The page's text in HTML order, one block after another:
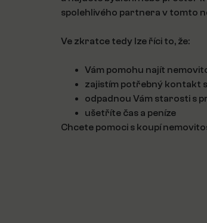
spolehlivého partnera v tomto
Ve zkratce tedy lze říci to, že:
Vám pomohu najít
zajistím potřebný kontakt
odpadnou Vám starosti s
ušetříte čas a peníze
Chcete pomoci s koupí